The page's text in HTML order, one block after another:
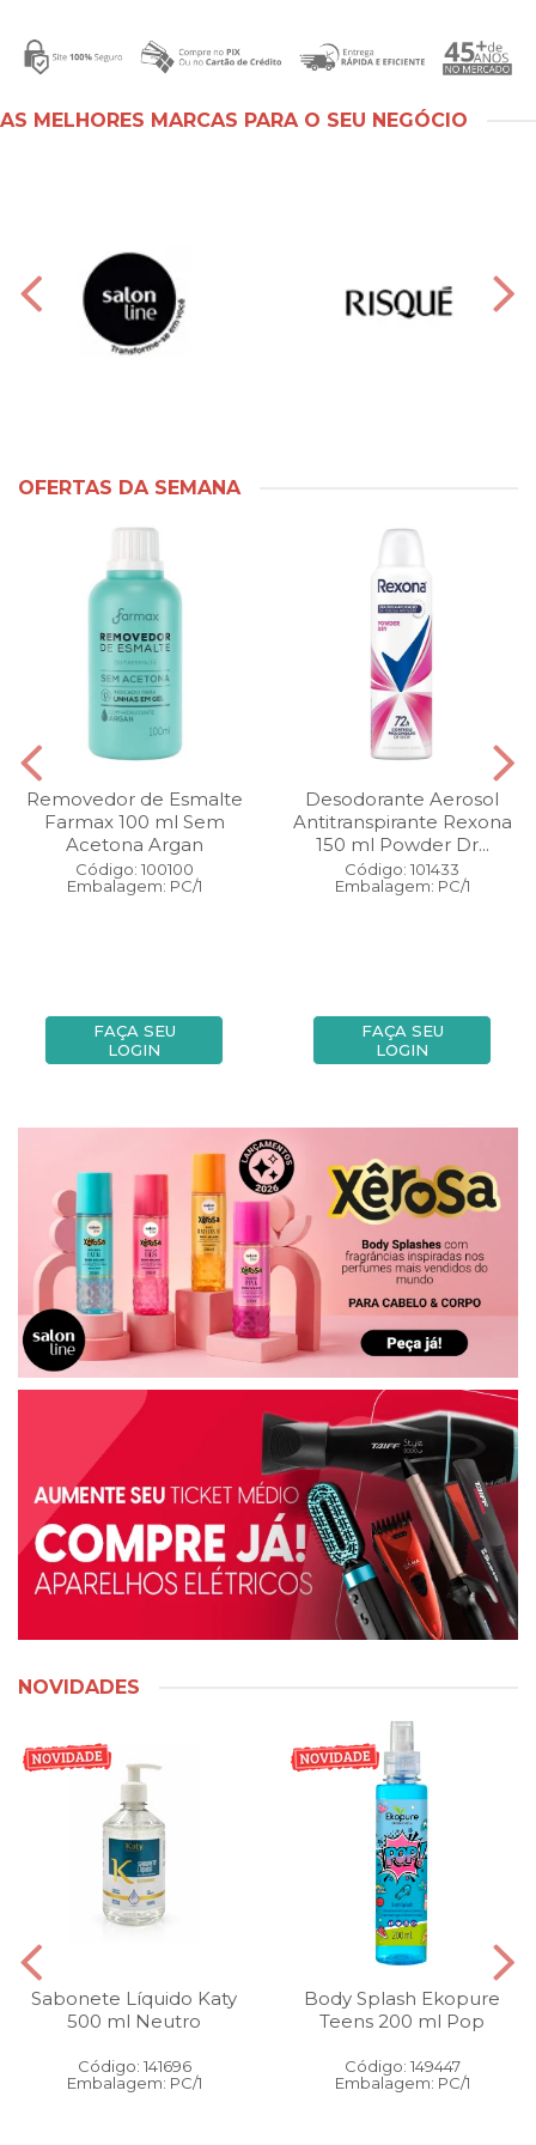
AS MELHORES MARCAS PARA O SEU NEGÓCIO
OFERTAS DA SEMANA
Removedor de Esmalte
Farmax 100 ml Sem
Acetona Argan
Código: 100100
Embalagem: PC/1
FAÇA SEU
LOGIN
Desodorante Aerosol
Antitranspirante Rexona
150 ml Powder Dr...
Código: 101433
Embalagem: PC/1
FAÇA SEU
LOGIN
NOVIDADES
Sabonete Líquido Katy
500 ml Neutro
Código: 141696
Embalagem: PC/1
Body Splash Ekopure
Teens 200 ml Pop
Código: 149447
Embalagem: PC/1